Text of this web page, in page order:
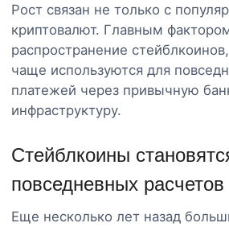
Рост связан не только с
криптовалют. Главным
распространение
чаще используются для
платежей через привычную
инфраструктуру.
Стейблкоины
повседневных расчетов
Еще несколько лет назад